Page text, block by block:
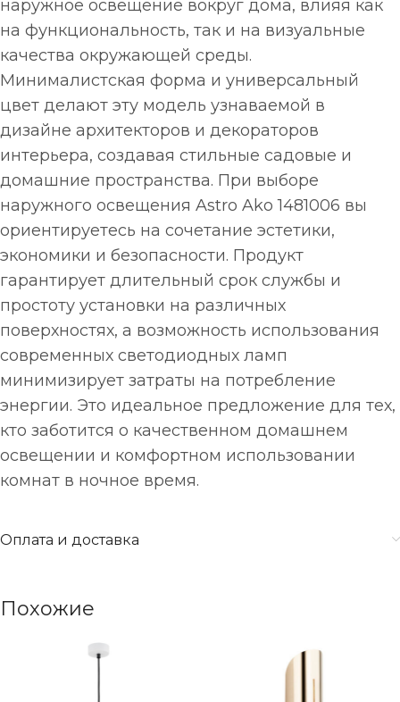
наружное освещение вокруг дома, влияя как
на функциональность, так и на визуальные
качества окружающей среды.
Минималистская форма и универсальный
цвет делают эту модель узнаваемой в
дизайне архитекторов и декораторов
интерьера, создавая стильные садовые и
домашние пространства. При выборе
наружного освещения Astro Ako 1481006 вы
ориентируетесь на сочетание эстетики,
экономики и безопасности. Продукт
гарантирует длительный срок службы и
простоту установки на различных
поверхностях, а возможность использования
современных светодиодных ламп
минимизирует затраты на потребление
энергии. Это идеальное предложение для тех,
кто заботится о качественном домашнем
освещении и комфортном использовании
комнат в ночное время.
Оплата и доставка
Похожие